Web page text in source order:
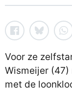
Voor ze
Wismeijer
met de